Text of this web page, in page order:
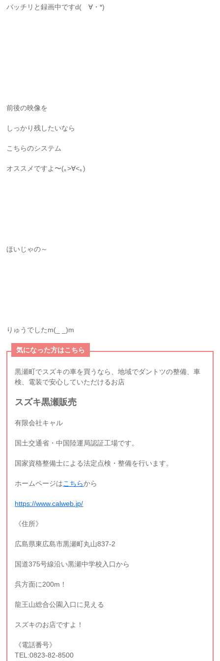
バッチリと録画中ですd(ゝ∀・*)
前後の映像を
しっかり残したいなら
こちらのシステム
オススメですよ〜(｡>∀<｡)
ほいじゃの～
りゅうでしたm(_ _)m
気になった方はこちら
黒瀬町でスズキの車を買うなら、地域でダントツの整備、車
検、電装で安心していただけるお店
スズキ黒瀬販売
有限会社キャル
国土交通省・中国陸運局認証工場です。
国家資格整備士による法定点検・整備を行います。
ホームページはこちらから
https://www.calweb.jp/
《住所》
広島県東広島市黒瀬町丸山837-2
国道375号線沿い黒瀬中学校入口から
呉方面に200m！
龍王山総合公園入口に見える
スズキのお店ですよ！
《電話番号》
TEL:0823-82-8500